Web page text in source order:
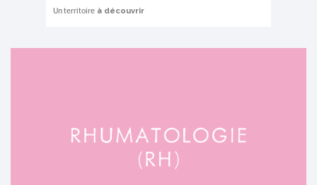
Un territoireà découvrir